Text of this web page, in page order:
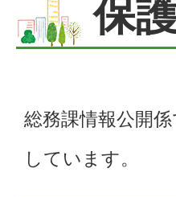
保
総務課情報公開
しています。